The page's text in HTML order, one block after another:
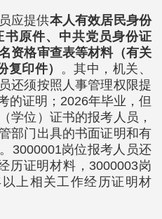
应提供本人有效居民身份
原件、中共党员身份证
资格审查表等材料（有关
复印件） 。其中，机关、
还须按照人事管理权限提
的证明；2026年毕业，但
学位）证书的报考人员，
部门出具的书面证明和有
3000001岗位报考人员还
历证明材料，3000003岗
上相关工作经历证明材